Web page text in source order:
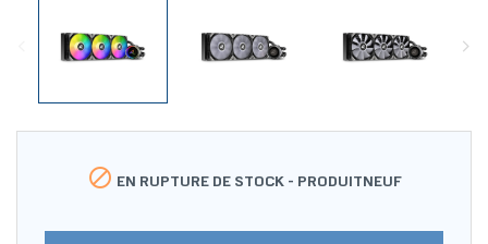
 EN RUPTURE DE STOCK - PRODUITNEUF